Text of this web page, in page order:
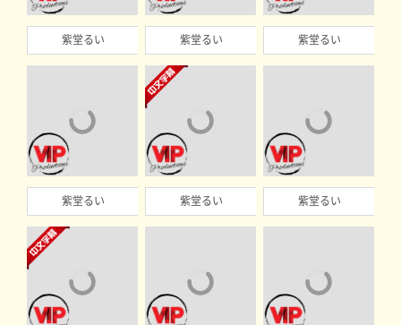
紫堂るい 紫堂るい 紫堂るい
紫堂るい 紫堂るい 紫堂るい